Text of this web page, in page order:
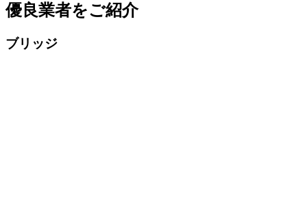
優良業者をご紹介
ブリッジ